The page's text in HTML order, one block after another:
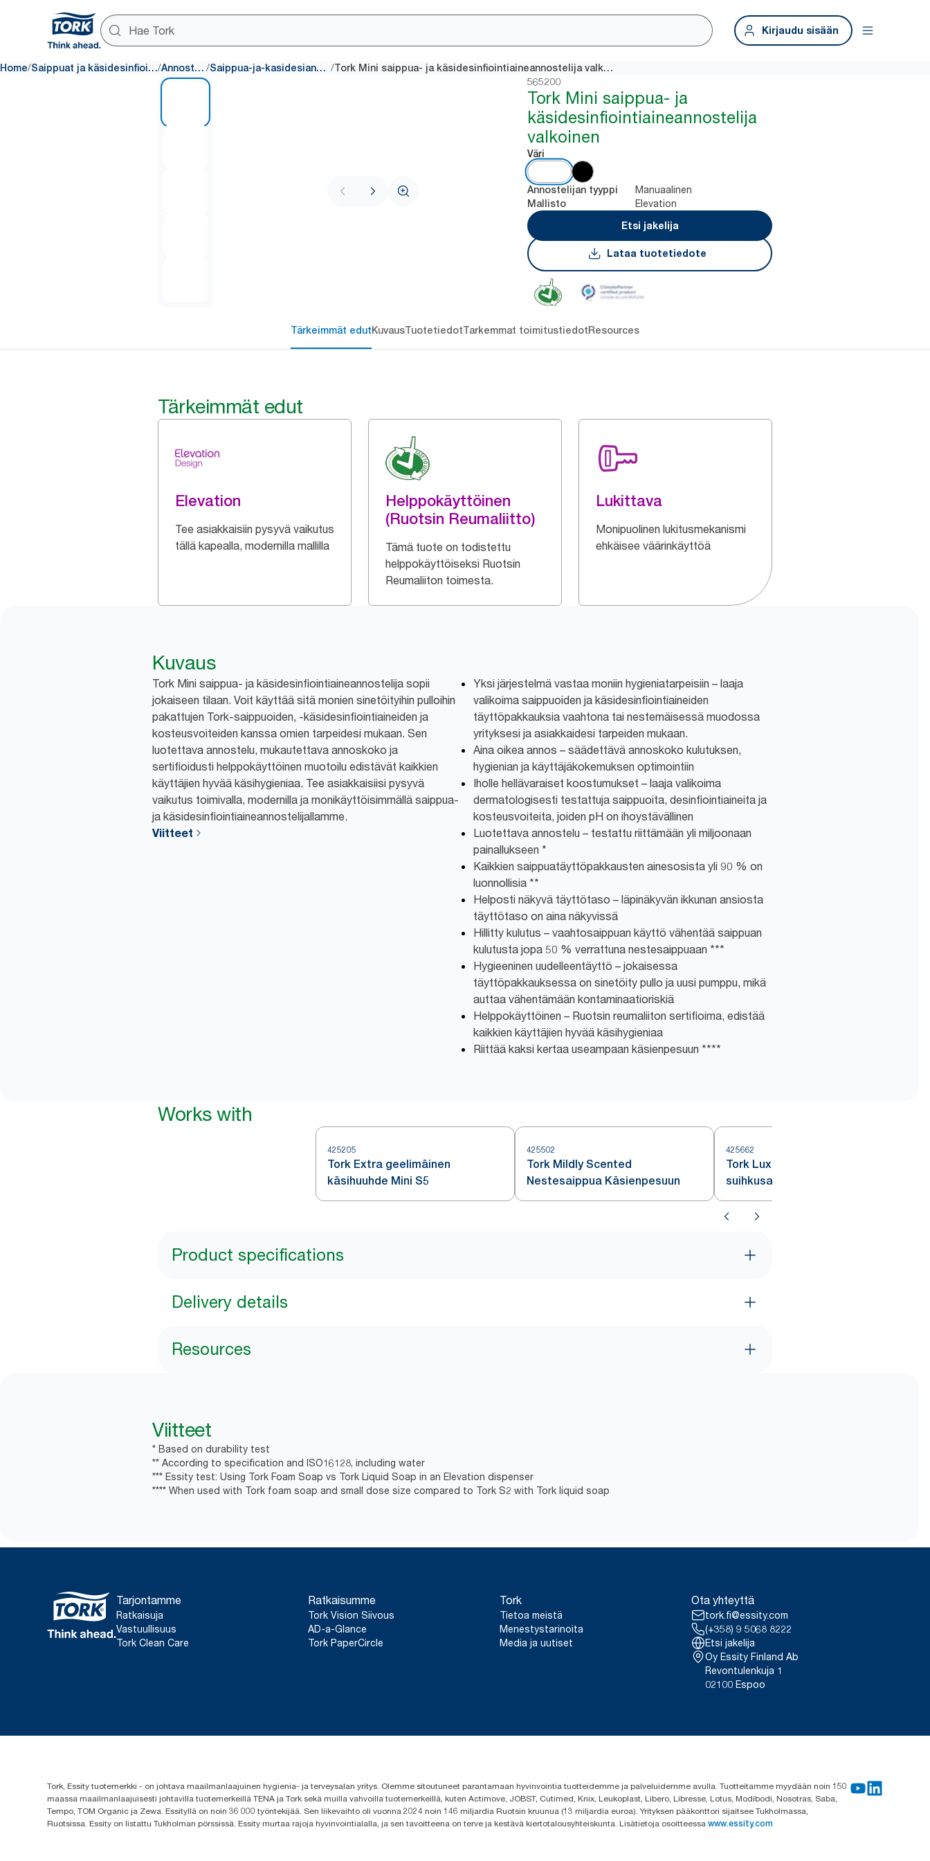
Kirjaudu sisään
Home/ Saippuat ja käsidesinfiointiaineet/ Annostelijat / Saippua-ja-kasidesiannostelijat / Tork Mini saippua- ja käsidesinfiointiaineannostelija valkoinen
565200
Tork Mini saippua- ja
käsidesinfiointiaineannostelija
valkoinen
Väri
Annostelijan tyyppi Manuaalinen
Mallisto
Elevation
Etsi jakelija
Lataa tuotetiedote
Tärkeimmät edutKuvausTuotetiedotTarkemmat toimitustiedotResources
Tärkeimmät edut
Elevation
Tee asiakkaisiin pysyvä vaikutus
tällä kapealla, modernilla mallilla
Helppokäyttöinen
(Ruotsin Reumaliitto)
Tämä tuote on todistettu
helppokäyttöiseksi Ruotsin
Reumaliiton toimesta.
Lukittava
Monipuolinen lukitusmekanismi
ehkäisee väärinkäyttöä
Kuvaus
Tork Mini saippua- ja käsidesinfiointiaineannostelija sopii
jokaiseen tilaan. Voit käyttää sitä monien sinetöityihin pulloihin
pakattujen Tork-saippuoiden, -käsidesinfiointiaineiden ja
kosteusvoiteiden kanssa omien tarpeidesi mukaan. Sen
luotettava annostelu, mukautettava annoskoko ja
sertifioidusti helppokäyttöinen muotoilu edistävät kaikkien
käyttäjien hyvää käsihygieniaa. Tee asiakkaisiisi pysyvä
vaikutus toimivalla, modernilla ja monikäyttöisimmällä saippua-
ja käsidesinfiointiaineannostelijallamme.
Viitteet
Yksi järjestelmä vastaa moniin hygieniatarpeisiin – laaja
valikoima saippuoiden ja käsidesinfiointiaineiden
täyttöpakkauksia vaahtona tai nestemäisessä muodossa
yrityksesi ja asiakkaidesi tarpeiden mukaan.
Aina oikea annos – säädettävä annoskoko kulutuksen,
hygienian ja käyttäjäkokemuksen optimointiin
Iholle hellävaraiset koostumukset – laaja valikoima
dermatologisesti testattuja saippuoita, desinfiointiaineita ja
kosteusvoiteita, joiden pH on ihoystävällinen
Luotettava annostelu – testattu riittämään yli miljoonaan
painallukseen *
Kaikkien saippuatäyttöpakkausten ainesosista yli 90 % on
luonnollisia **
Helposti näkyvä täyttötaso – läpinäkyvän ikkunan ansiosta
täyttötaso on aina näkyvissä
Hillitty kulutus – vaahtosaippuan käyttö vähentää saippuan
kulutusta jopa 50 % verrattuna nestesaippuaan ***
Hygieeninen uudelleentäyttö – jokaisessa
täyttöpakkauksessa on sinetöity pullo ja uusi pumppu, mikä
auttaa vähentämään kontaminaatioriskiä
Helppokäyttöinen – Ruotsin reumaliiton sertifioima, edistää
kaikkien käyttäjien hyvää käsihygieniaa
Riittää kaksi kertaa useampaan käsienpesuun ****
Works with
425205
Tork Extra geelimäinen
käsihuuhde Mini S5
425502
Tork Mildly Scented
Nestesaippua Käsienpesuun
425662
Tork Luxury Hair & Body Mini
suihkusaippua
Product specifications
Delivery details
Resources
Viitteet
* Based on durability test
** According to specification and ISO16128, including water
*** Essity test: Using Tork Foam Soap vs Tork Liquid Soap in an Elevation dispenser
**** When used with Tork foam soap and small dose size compared to Tork S2 with Tork liquid soap
Tarjontamme
Ratkaisuja
Vastuullisuus
Tork Clean Care
Ratkaisumme
Tork Vision Siivous
AD-a-Glance
Tork PaperCircle
Tork
Tietoa meistä
Menestystarinoita
Media ja uutiset
Ota yhteyttä
tork.fi@essity.com
(+358) 9 5068 8222
Etsi jakelija
Oy Essity Finland Ab
Revontulenkuja 1
02100 Espoo
Tork, Essity tuotemerkki - on johtava maailmanlaajuinen hygienia- ja terveysalan yritys. Olemme sitoutuneet parantamaan hyvinvointia tuotteidemme ja palveluidemme avulla. Tuotteitamme myydään noin 150
maassa maailmanlaajuisesti johtavilla tuotemerkeillä TENA ja Tork sekä muilla vahvoilla tuotemerkeillä, kuten Actimove, JOBST, Cutimed, Knix, Leukoplast, Libero, Libresse, Lotus, Modibodi, Nosotras, Saba,
Tempo, TOM Organic ja Zewa. Essityllä on noin 36 000 työntekijää. Sen liikevaihto oli vuonna 2024 noin 146 miljardia Ruotsin kruunua (13 miljardia euroa). Yrityksen pääkonttori sijaitsee Tukholmassa,
Ruotsissa. Essity on listattu Tukholman pörssissä. Essity murtaa rajoja hyvinvointialalla, ja sen tavoitteena on terve ja kestävä kiertotalousyhteiskunta. Lisätietoja osoitteessa www.essity.com